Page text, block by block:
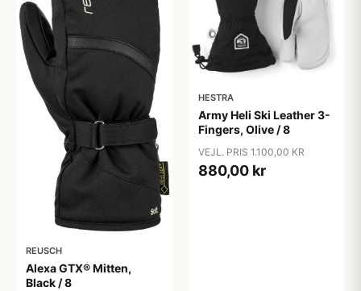
REUSCH
Alexa GTX® Mitten,
Black / 8
HESTRA
Army Heli Ski Leather 3-
Fingers, Olive / 8
VEJL. PRIS 1.100,00 KR
880,00 kr